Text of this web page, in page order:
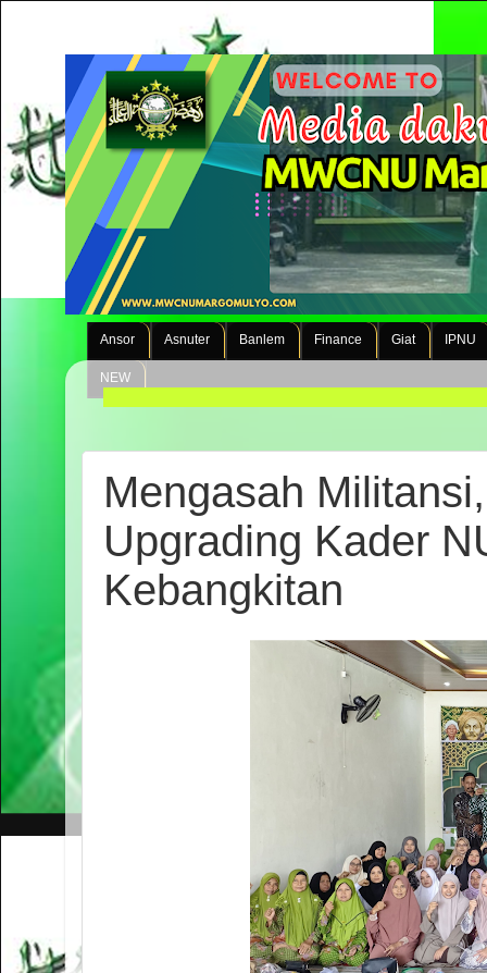
Ansor Asnuter Banlem Finance Giat IPNU
NEW
Mengasah
Upgrading Kader
Kebangkitan